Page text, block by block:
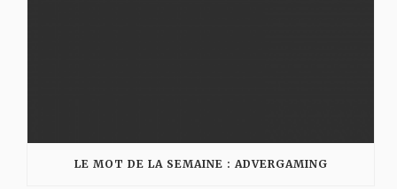
LE MOT DE LA SEMAINE : ADVERGAMING